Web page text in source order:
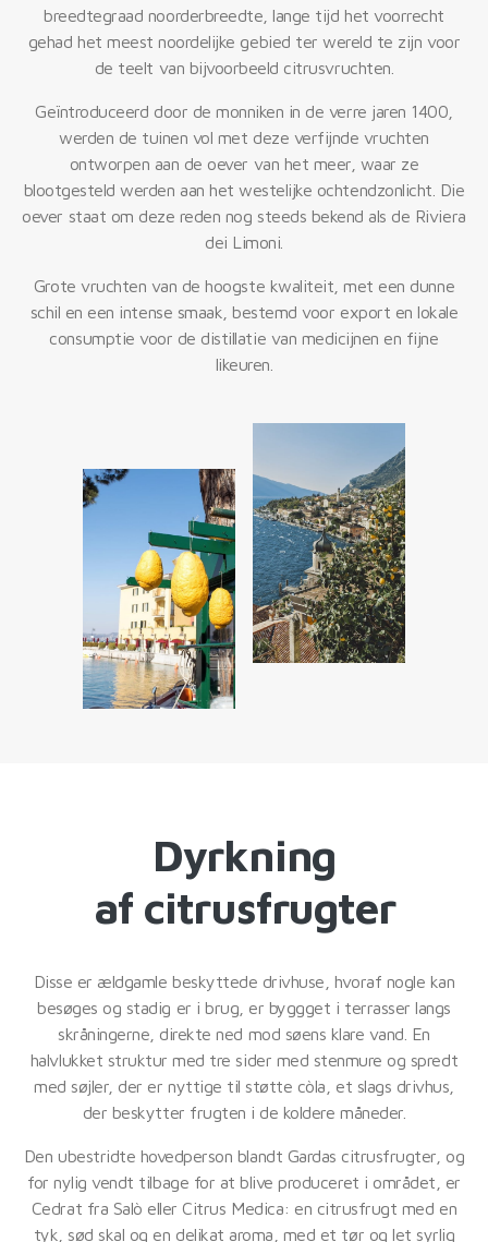
breedtegraad noorderbreedte, lange tijd het voorrecht
gehad het meest noordelijke gebied ter wereld te zijn voor
de teelt van bijvoorbeeld citrusvruchten.
Geïntroduceerd door de monniken in de verre jaren 1400,
werden de tuinen vol met deze verfijnde vruchten
ontworpen aan de oever van het meer, waar ze
blootgesteld werden aan het westelijke ochtendzonlicht. Die
oever staat om deze reden nog steeds bekend als de Riviera
dei Limoni.
Grote vruchten van de hoogste kwaliteit, met een dunne
schil en een intense smaak, bestemd voor export en lokale
consumptie voor de distillatie van medicijnen en fijne
likeuren.
Dyrkning
af citrusfrugter
Disse er ældgamle beskyttede drivhuse, hvoraf nogle kan
besøges og stadig er i brug, er byggget i terrasser langs
skråningerne, direkte ned mod søens klare vand. En
halvlukket struktur med tre sider med stenmure og spredt
med søjler, der er nyttige til støtte còla, et slags drivhus,
der beskytter frugten i de koldere måneder.
Den ubestridte hovedperson blandt Gardas citrusfrugter, og
for nylig vendt tilbage for at blive produceret i området, er
Cedrat fra Salò eller Citrus Medica: en citrusfrugt med en
tyk, sød skal og en delikat aroma, med et tør og let syrlig